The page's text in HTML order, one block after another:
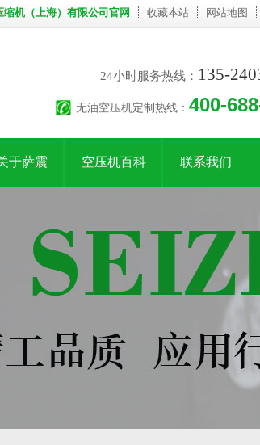
缩机（上海）有限公司官网 收藏本站 网站地图
24小时服务热线： 135-
无油空压机定制热线： 400-
于萨震 空压机百科 联系我们